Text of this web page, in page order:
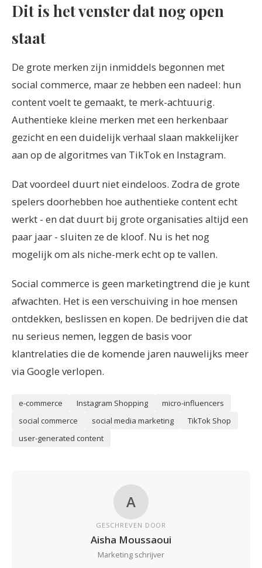
Dit is het venster dat nog open
staat
De grote merken zijn inmiddels begonnen met
social commerce, maar ze hebben een nadeel: hun
content voelt te gemaakt, te merk-achtuurig.
Authentieke kleine merken met een herkenbaar
gezicht en een duidelijk verhaal slaan makkelijker
aan op de algoritmes van TikTok en Instagram.
Dat voordeel duurt niet eindeloos. Zodra de grote
spelers doorhebben hoe authentieke content echt
werkt - en dat duurt bij grote organisaties altijd een
paar jaar - sluiten ze de kloof. Nu is het nog
mogelijk om als niche-merk echt op te vallen.
Social commerce is geen marketingtrend die je kunt
afwachten. Het is een verschuiving in hoe mensen
ontdekken, beslissen en kopen. De bedrijven die dat
nu serieus nemen, leggen de basis voor
klantrelaties die de komende jaren nauwelijks meer
via Google verlopen.
e-commerce Instagram Shopping
micro-influencers
social commerce
social media marketing
TikTok Shop
user-generated content
A
GESCHREVEN DOOR
Aisha Moussaoui
Marketing schrijver